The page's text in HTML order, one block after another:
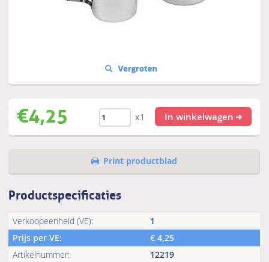
€4,25 x1 In winkelwagen
Print productblad
Productspecificaties
Verkoopeenheid (VE):
1
Prijs per VE:
€4,25
Artikelnummer:
12219